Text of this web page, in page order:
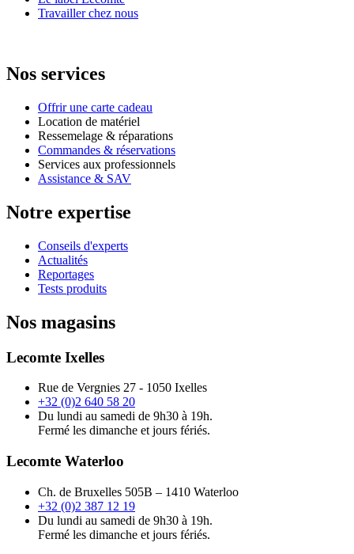
Travailler chez nous
Nos services
Offrir une carte cadeau
Location de matériel
Ressemelage & réparations
Commandes & réservations
Services aux professionnels
Assistance & SAV
Notre expertise
Conseils d'experts
Actualités
Reportages
Tests produits
Nos magasins
Lecomte Ixelles
Rue de Vergnies 27 - 1050 Ixelles
+32 (0)2 640 58 20
Du lundi au samedi de 9h30 à 19h.
Fermé les dimanche et jours fériés.
Lecomte Waterloo
Ch. de Bruxelles 505B – 1410 Waterloo
+32 (0)2 387 12 19
Du lundi au samedi de 9h30 à 19h.
Fermé les dimanche et jours fériés.